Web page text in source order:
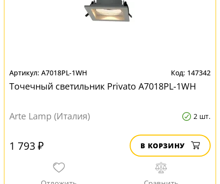
A7018PL-1WH 147342
Точечный светильник Privato A7018PL-1WH
Arte Lamp (Италия) 2 шт.
1 793 ₽ В КОРЗИНУ